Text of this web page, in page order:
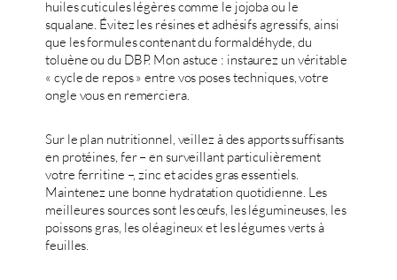
huiles cuticules légères comme le jojoba ou le
squalane. Évitez les résines et adhésifs agressifs, ainsi
que les formules contenant du formaldéhyde, du
toluène ou du DBP. Mon astuce : instaurez un véritable
« cycle de repos » entre vos poses techniques, votre
ongle vous en remerciera.
Sur le plan nutritionnel, veillez à des apports suffisants
en protéines, fer – en surveillant particulièrement
votre ferritine –, zinc et acides gras essentiels.
Maintenez une bonne hydratation quotidienne. Les
meilleures sources sont les œufs, les légumineuses, les
poissons gras, les oléagineux et les légumes verts à
feuilles.